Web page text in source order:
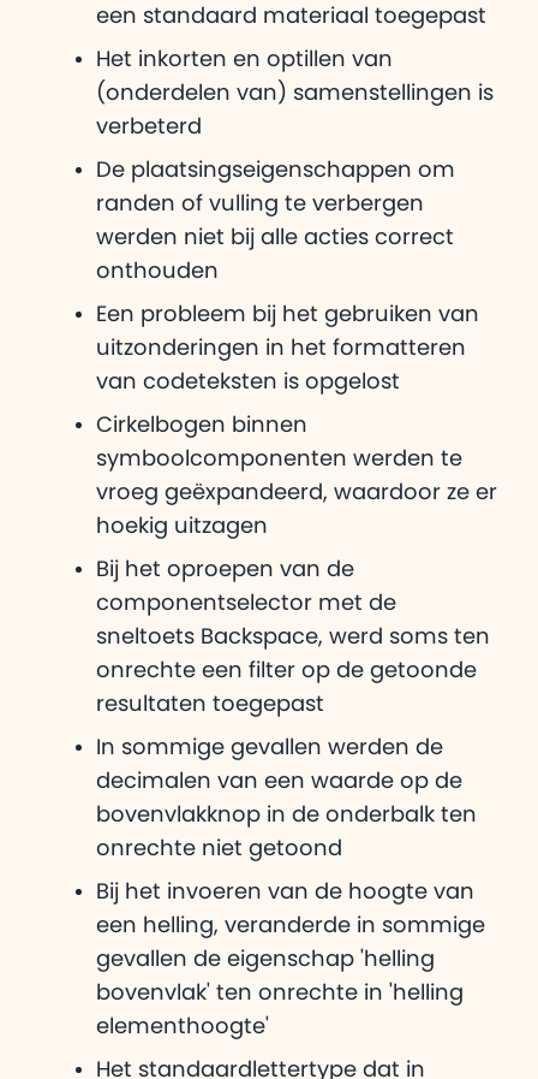
een standaard materiaal toegepast
Het inkorten en optillen van
(onderdelen van) samenstellingen is
verbeterd
De plaatsingseigenschappen om
randen of vulling te verbergen
werden niet bij alle acties correct
onthouden
Een probleem bij het gebruiken van
uitzonderingen in het formatteren
van codeteksten is opgelost
Cirkelbogen binnen
symboolcomponenten werden te
vroeg geëxpandeerd, waardoor ze er
hoekig uitzagen
Bij het oproepen van de
componentselector met de
sneltoets Backspace, werd soms ten
onrechte een filter op de getoonde
resultaten toegepast
In sommige gevallen werden de
decimalen van een waarde op de
bovenvlakknop in de onderbalk ten
onrechte niet getoond
Bij het invoeren van de hoogte van
een helling, veranderde in sommige
gevallen de eigenschap 'helling
bovenvlak' ten onrechte in 'helling
elementhoogte'
Het standaardlettertype dat in